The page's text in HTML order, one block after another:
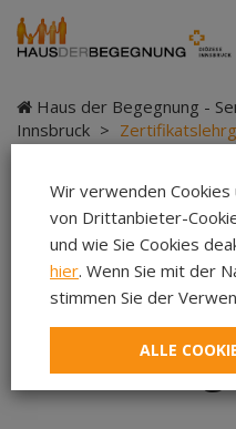
Haus der Begegnung -
Innsbruck >
Wir verwenden
von Drittanbieter-
und wie Sie Cookies
hier. Wenn Sie mit der
stimmen Sie der
ALLE